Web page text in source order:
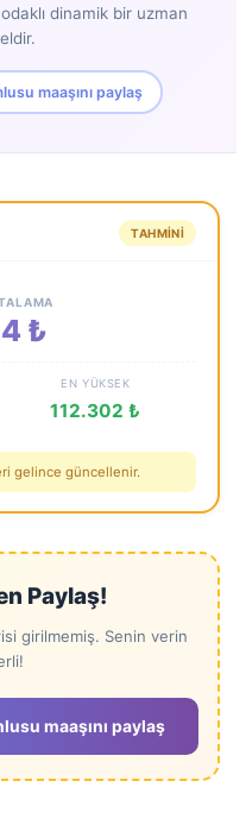
dinamik bir uzman
maaşını paylaş
TAHMINI
₺
EN YÜKSEK
112.302 ₺
gelince güncellenir.
Paylaş!
girilmemiş. Senin verin
maaşını paylaş